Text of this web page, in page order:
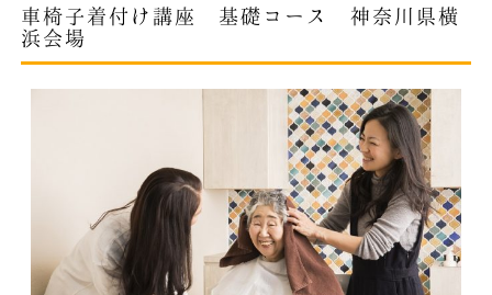
車椅子着付け講座 基礎コース 神奈川県横
浜会場